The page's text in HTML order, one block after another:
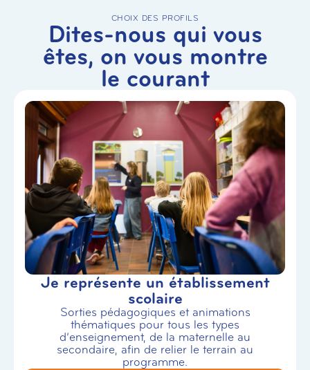
CHOIX DES PROFILS
Dites-nous qui vous
êtes, on vous montre
le courant
Je représente un établissement
scolaire
Sorties pédagogiques et animations
thématiques pour tous les types
d’enseignement, de la maternelle au
secondaire, afin de relier le terrain au
programme.